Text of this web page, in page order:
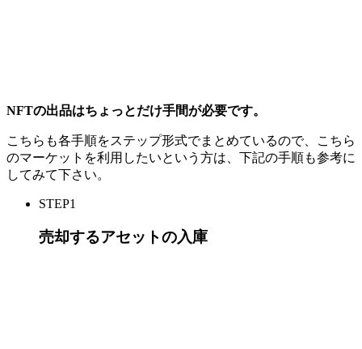
NFTの出品はちょっとだけ手間が必要です。
こちらも各手順をステップ形式でまとめているので、こちら
のマーケットを利用したいという方は、下記の手順も参考に
してみて下さい。
STEP1
売却するアセットの入庫